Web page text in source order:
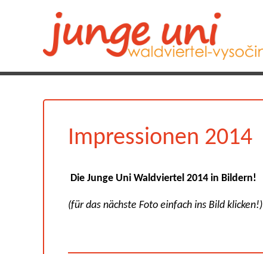
Impressionen 2014
Die Junge Uni Waldviertel 2014 in Bildern!
(für das nächste Foto einfach ins Bild klicken!)